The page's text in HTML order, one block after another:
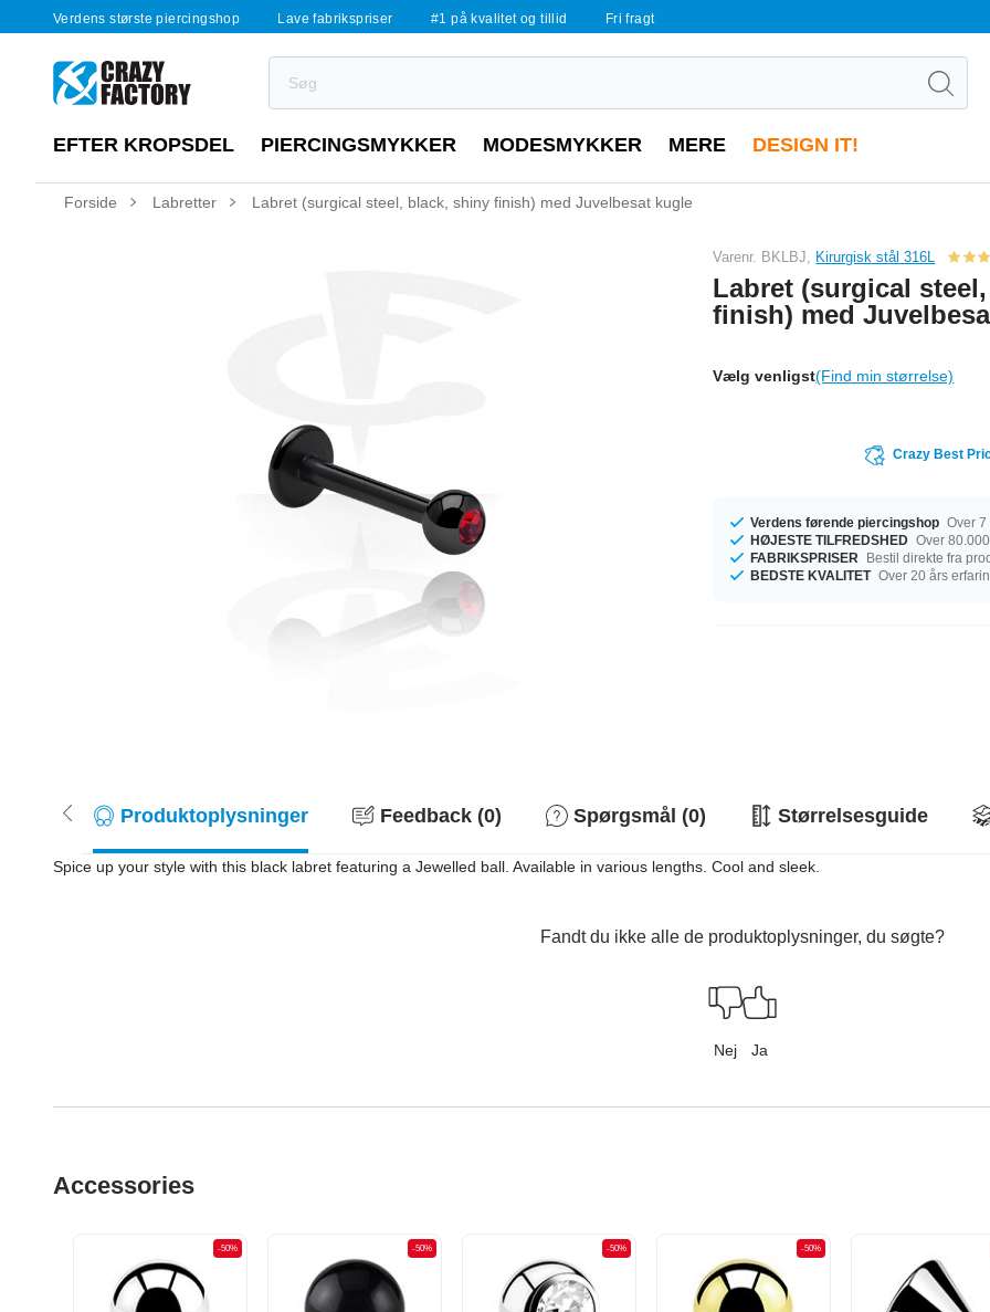
Verdens største piercingshop Lave fabrikspriser #1 på kvalitet og tillid Fri fragt
EFTER KROPSDEL PIERCINGSMYKKER MODESMYKKER MERE DESIGN IT!
Forside Labretter Labret (surgical steel, black, shiny finish) med Juvelbesat kugle
Varenr. BKLBJ, Kirurgisk stål 316L
Labret (surgical
finish) med
Vælg venligst(Find min størrelse)
Crazy Best
Verdens førende piercingshop Over
HØJESTE TILFREDSHED Over
FABRIKSPRISER
Bestil direkte fra
BEDSTE KVALITET Over 20 års
Produktoplysninger Feedback (0) Spørgsmål (0) Størrelsesguide
Spice up your style with this black labret featuring a Jewelled ball. Available in various lengths. Cool and sleek.
Fandt du ikke alle de produktoplysninger, du søgte?
Nej Ja
Accessories
-50% -50% -50% -50%